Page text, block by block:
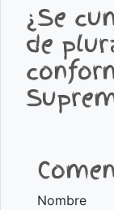
¿Se
de
Nombre